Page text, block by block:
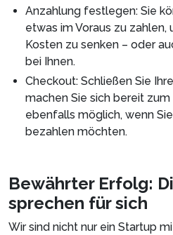
Anzahlung festlegen: Sie
etwas im Voraus zu
Kosten zu senken – oder
bei Ihnen.
Checkout: Schließen Sie
machen Sie sich bereit
ebenfalls möglich, wenn
bezahlen möchten.
Bewährter Erfolg:
sprechen für sich
Wir sind nicht nur ein Startup